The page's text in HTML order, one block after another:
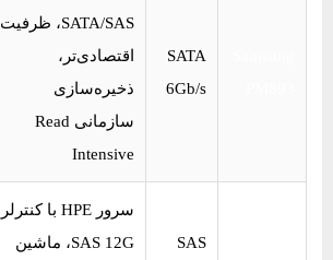
SATA
6Gb/s
SATA/SAS، ظرفیت
اقتصادی‌تر،
ذخیره‌سازی
سازمانی Read
Intensive
SAS
سرور HPE با کنترلر
SAS 12G، ماشین